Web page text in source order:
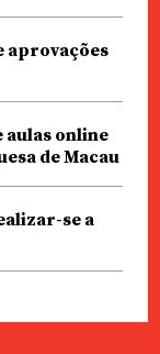
aprovações
aulas online
de Macau
se a